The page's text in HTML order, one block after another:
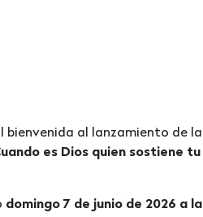
al lanzamiento de la
es Dios quien sostiene tu
domingo 7 de junio de 2026 a la